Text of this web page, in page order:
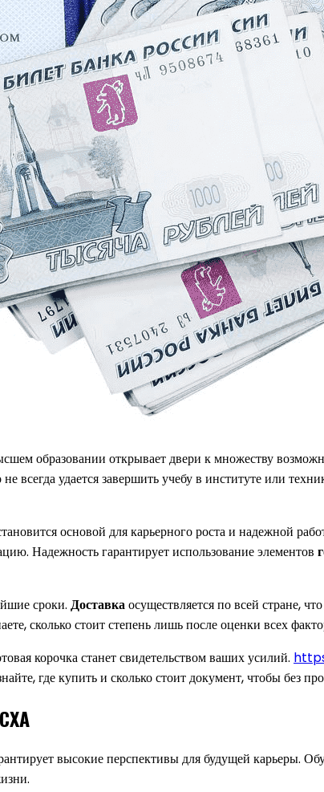
образовании открывает двери к множеству
всегда удается завершить учебу в институте или
основой для карьерного роста и надежной
Надежность гарантирует использование элементов
сроки. Доставкаосуществляется по всей стране,
сколько стоит степень лишь после оценки всех
корочка станет свидетельством ваших усилий.
где купить и сколько стоит документ, чтобы без
высокие перспективы для будущей карьеры.